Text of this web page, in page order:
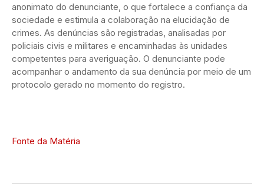
anonimato do denunciante, o que fortalece a confiança da
sociedade e estimula a colaboração na elucidação de
crimes. As denúncias são registradas, analisadas por
policiais civis e militares e encaminhadas às unidades
competentes para averiguação. O denunciante pode
acompanhar o andamento da sua denúncia por meio de um
protocolo gerado no momento do registro.
Fonte da Matéria